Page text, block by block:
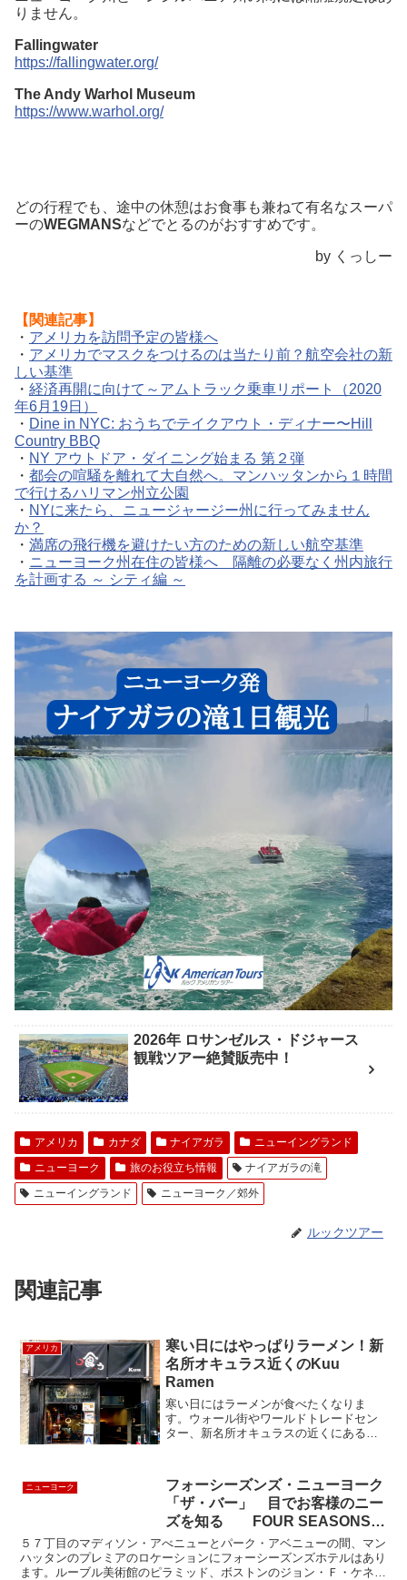
りません。
Fallingwater
https://fallingwater.org/
The Andy Warhol Museum
https://www.warhol.org/
どの行程でも、途中の休憩はお食事も兼ねて有名なスーパ
ーのWEGMANSなどでとるのがおすすめです。
by くっしー
【関連記事】
・ アメリカを訪問予定の皆様へ
・ アメリカでマスクをつけるのは当たり前？航空会社の新
しい基準
・ 経済再開に向けて～アムトラック乗車リポート（2020
年6月19日）
・ Dine in NYC: おうちでテイクアウト・ディナー〜Hill
Country BBQ
・ NY アウトドア・ダイニング始まる 第２弾
・ 都会の喧騒を離れて大自然へ。マンハッタンから１時間
で行けるハリマン州立公園
・ NYに来たら、ニュージャージー州に行ってみません
か？
・ 満席の飛行機を避けたい方のための新しい航空基準
・ ニューヨーク州在住の皆様へ 隔離の必要なく州内旅行
を計画する ～ シティ編 ～
2026年 ロサンゼルス・ドジャース
観戦ツアー絶賛販売中！
アメリカ カナダ ナイアガラ
ニューイングランド
ニューヨーク
旅のお役立ち情報
ナイアガラの滝
ニューイングランド
ニューヨーク／郊外
ルックツアー
関連記事
アメリカ
寒い日にはやっぱりラーメン！新
名所オキュラス近くのKuu
Ramen
寒い日にはラーメンが食べたくなりま
す。ウォール街やワールドトレードセン
ター、新名所オキュラスの近くにある小
ュアルなお店で、サクッと食べたい時な
どに便利です。麺...
ニューヨーク
フォーシーズンズ・ニューヨーク
「ザ・バー」 目でお客様のニー
ズを知る FOUR SEASONS
HOTEL New York
５７丁目のマディソン・アべニューとパーク・アベニューの間、マン
ハッタンのプレミアのロケーションにフォーシーズンズホテルはあり
ます。ルーブル美術館のピラミッド、ボストンのジョン・Ｆ・ケネデ